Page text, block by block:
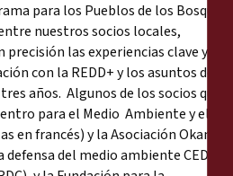
para los Pueblos de los Bosques
nuestros socios locales,
las experiencias clave y las
con la REDD+ y los asuntos de
años. Algunos de los socios que
para el Medio Ambiente y el
en francés) y la Asociación Okani
del medio ambiente CEDEN